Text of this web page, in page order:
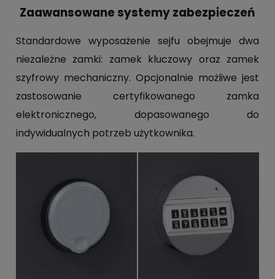
Zaawansowane systemy zabezpieczeń
Standardowe wyposażenie sejfu obejmuje dwa
niezależne zamki: zamek kluczowy oraz zamek
szyfrowy mechaniczny. Opcjonalnie możliwe jest
zastosowanie certyfikowanego zamka
elektronicznego, dopasowanego do
indywidualnych potrzeb użytkownika.